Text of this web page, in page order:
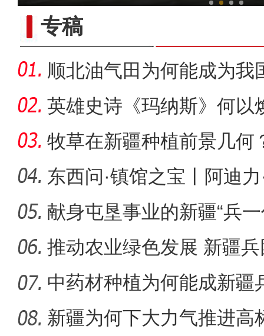
【非遗之美】大巴
专稿
顺北油气田为何能成为我
名的项
英雄史诗《玛纳斯》何以
牧草在新疆种植前景几何
东西问·镇馆之宝丨阿迪
印，
献身屯垦事业的新疆“兵
推动农业绿色发展 新疆
别“白色污
中药材种植为何能成新疆
道？
新疆为何下大力气推进高